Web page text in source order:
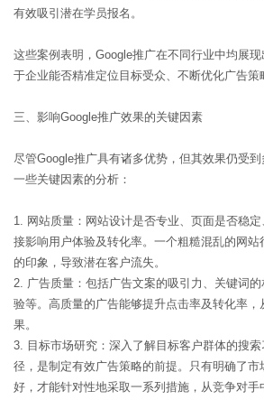
有效吸引潜在学员报名。
这些案例表明，Google推广在不同行业中均展
于企业能否精准定位目标受众、不断优化广告策
三、影响Google推广效果的关键因素
尽管Google推广具有诸多优势，但其效果仍受
一些关键因素的分析：
1. 网站质量：网站设计是否专业、页面是否稳
接影响用户体验及转化率。一个粗糙混乱的网站
的印象，导致潜在客户流失。
2. 广告质量：包括广告文案的吸引力、关键词
验等。高质量的广告能够提升点击率及转化率，
果。
3. 目标市场研究：深入了解目标客户群体的搜
径，是制定有效广告策略的前提。只有明确了
好，才能针对性地采取一系列措施，从竞争对手